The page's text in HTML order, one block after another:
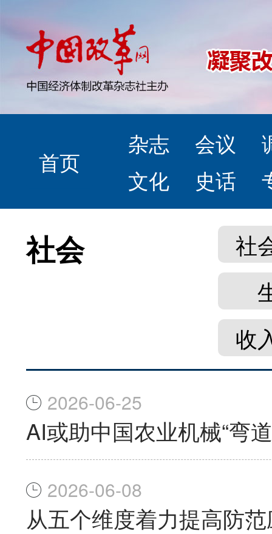
首页
杂志 会议
文化
史话
社会
社
收
2026-06-25
AI或助中国农业机械“弯
2026-06-08
从五个维度着力提高防